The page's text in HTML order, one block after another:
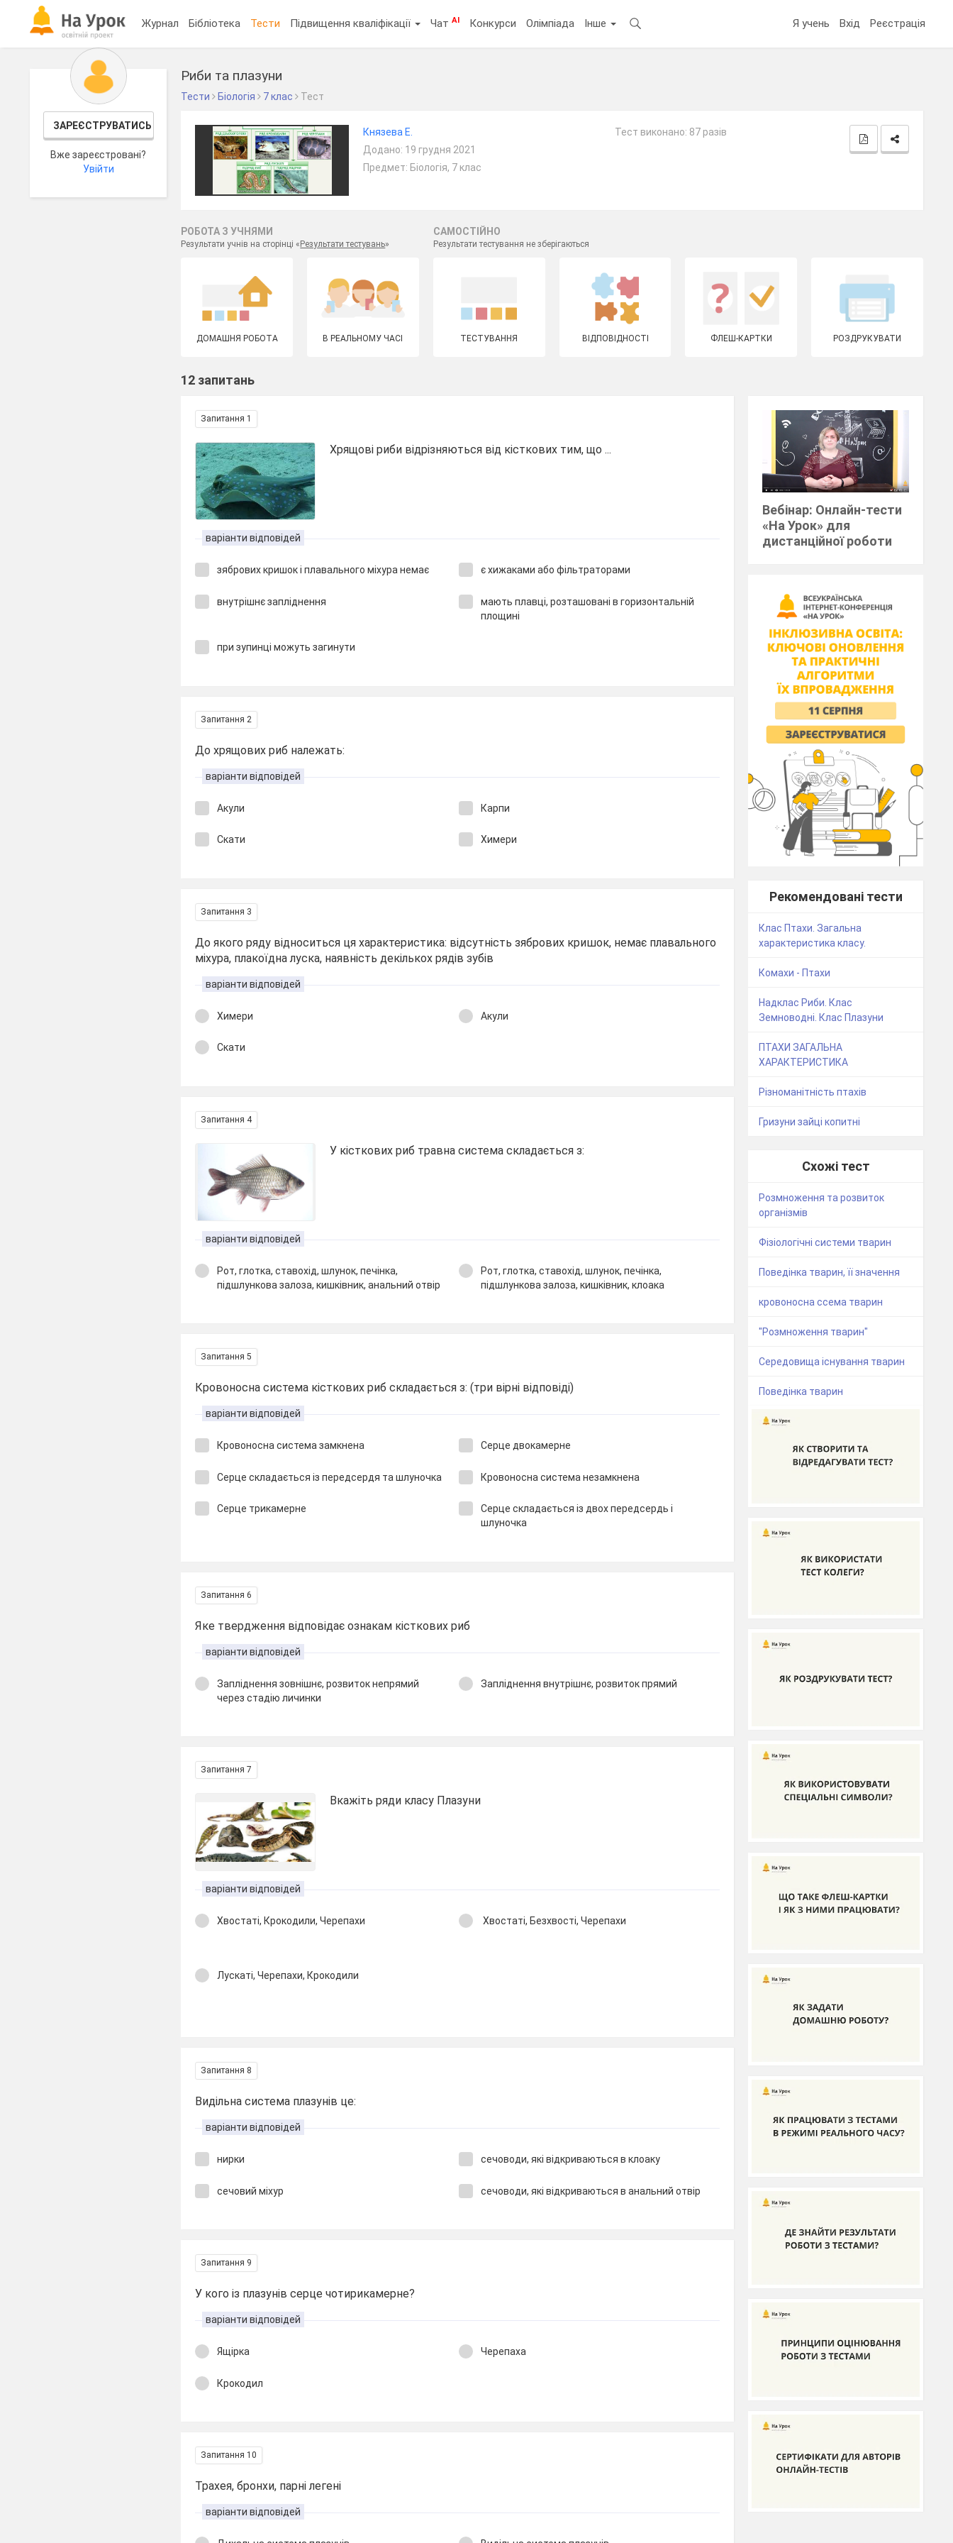
Журнал Бібліотека Тести Підвищення кваліфікації ЧатAI Конкурси Олімпіада Інше Я учень Вхід Реєстрація
ЗАРЕЄСТРУВАТИСЬ
Вже зареєстровані?
Увійти
Риби та плазуни
Тести Біологія 7 клас Тест
Князева Е.
Додано: 19 грудня 2021
Предмет: Біологія, 7 клас
Тест виконано: 87 разів
РОБОТА З УЧНЯМИ
Результати учнів на сторінці « Результати тестувань»
САМОСТІЙНО
Результати тестування не зберігаються
ДОМАШНЯ РОБОТА В РЕАЛЬНОМУ ЧАСІ ТЕСТУВАННЯ ВІДПОВІДНОСТІ ФЛЕШ-КАРТКИ РОЗДРУКУВАТИ
12 запитань
Запитання 1
Хрящові риби відрізняються від кісткових тим, що ...
варіанти відповідей
зябрових кришок і плавального міхура немає є хижаками або фільтраторами
внутрішнє запліднення
мають плавці, розташовані в горизонтальній
площині
при зупинці можуть загинути
Запитання 2
До хрящових риб належать:
варіанти відповідей
Акули Карпи
Скати Химери
Запитання 3
До якого ряду відноситься ця характеристика: відсутність зябрових кришок, немає плавального
міхура, плакоїдна луска, наявність декількох рядів зубів
варіанти відповідей
Химери Акули
Скати
Запитання 4
У кісткових риб травна система складається з:
варіанти відповідей
Рот, глотка, ставохід, шлунок, печінка,
підшлункова залоза, кишківник, анальний отвір
Рот, глотка, ставохід, шлунок, печінка,
підшлункова залоза, кишківник, клоака
Запитання 5
Кровоносна система кісткових риб складається з: (три вірні відповіді)
варіанти відповідей
Кровоносна система замкнена Серце двокамерне
Серце складається із передсердя та шлуночка Кровоносна система незамкнена
Серце трикамерне
Серце складається із двох передсердь і
шлуночка
Запитання 6
Яке твердження відповідає ознакам кісткових риб
варіанти відповідей
Запліднення зовнішнє, розвиток непрямий
через стадію личинки
Запліднення внутрішнє, розвиток прямий
Запитання 7
Вкажіть ряди класу Плазуни
варіанти відповідей
Хвостаті, Крокодили, Черепахи Хвостаті, Безхвості, Черепахи
Лускаті, Черепахи, Крокодили
Запитання 8
Видільна система плазунів це:
варіанти відповідей
нирки сечоводи, які відкриваються в клоаку
сечовий міхур сечоводи, які відкриваються в анальний отвір
Запитання 9
У кого із плазунів серце чотирикамерне?
варіанти відповідей
Ящірка Черепаха
Крокодил
Запитання 10
Трахея, бронхи, парні легені
варіанти відповідей
Вебінар: Онлайн-тести
«На Урок» для
дистанційної роботи
Рекомендовані тести
Клас Птахи. Загальна
характеристика класу.
Комахи - Птахи
Надклас Риби. Клас
Земноводні. Клас Плазуни
ПТАХИ ЗАГАЛЬНА
ХАРАКТЕРИСТИКА
Різноманітність птахів
Гризуни зайці копитні
Схожі тест
Розмноження та розвиток
організмів
Фізіологічні системи тварин
Поведінка тварин, її значення
кровоносна ссема тварин
"Розмноження тварин"
Середовища існування тварин
Поведінка тварин